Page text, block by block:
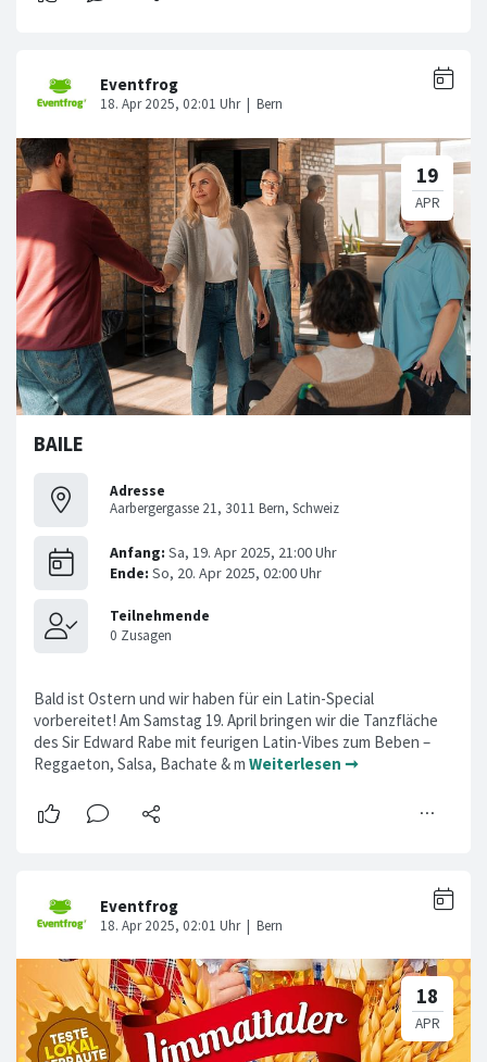
BAILE
Adresse
Aarbergergasse 21, 3011 Bern, Schweiz
Bald ist Ostern und wir haben für ein Latin-Special
vorbereitet! Am Samstag 19. April bringen wir die Tanzfläche
des Sir Edward Rabe mit feurigen Latin-Vibes zum Beben –
Reggaeton, Salsa, Bachate & m Weiterlesen ➞